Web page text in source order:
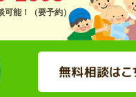
能！（要予約）